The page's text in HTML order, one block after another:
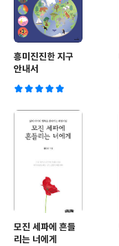
흥미진진한 지구
안내서
모진 세파에 흔들
리는 너에게